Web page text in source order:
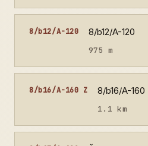
8/b12/A-120 8/b12/A-120
975 m
8/b16/A-160 Z 8/b16/A-160
1.1 km